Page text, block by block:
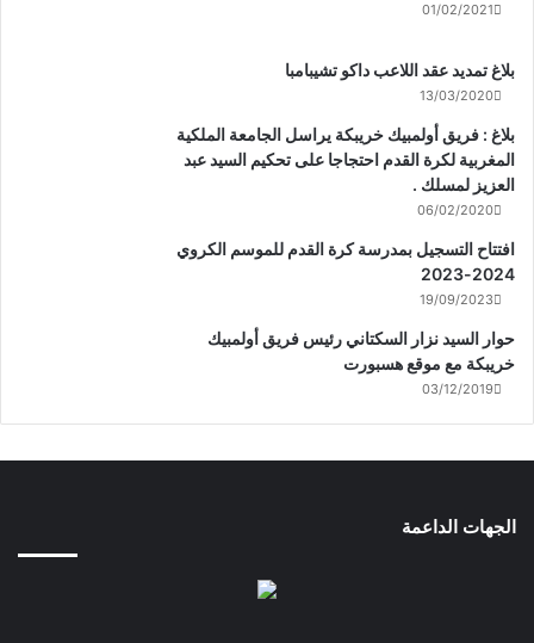
01/02/2021
بلاغ تمديد عقد اللاعب داكو تشيبامبا
13/03/2020
بلاغ : فريق أولمبيك خريبكة يراسل الجامعة الملكية
المغربية لكرة القدم احتجاجا على تحكيم السيد عبد
العزيز لمسلك .
06/02/2020
افتتاح التسجيل بمدرسة كرة القدم للموسم الكروي
2024-2023
19/09/2023
حوار السيد نزار السكتاني رئيس فريق أولمبيك
خريبكة مع موقع هسبورت
03/12/2019
الجهات الداعمة